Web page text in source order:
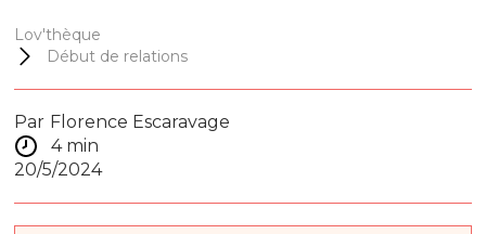
Lov'thèque
Début de relations
Par Florence Escaravage
4 min
20/5/2024